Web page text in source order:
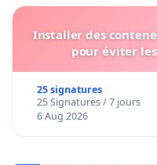
Installer des
pour éviter
25 signatures
25 Signatures / 7 jours
6 Aug 2026